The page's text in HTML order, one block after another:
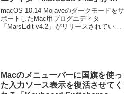
リース。
macOS 10.14 Mojaveのダークモードをサ
ポートしたMac用ブログエディタ
「MarsEdit v4.2」がリリースされていま
Macのメニューバーに国旗を使っ
た入力ソース表示を復活させてく